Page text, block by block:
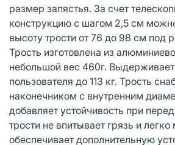
размер запястья. За счет
конструкцию с шагом 2,5 см
высоту трости от 76 до 98 см под
Трость изготовлена из
небольшой вес 460г. Выдерживает
пользователя до 113 кг. Трость
наконечником с внутренним
добавляет устойчивость при
трости не впитывает грязь и легко
обеспечивает дополнительную